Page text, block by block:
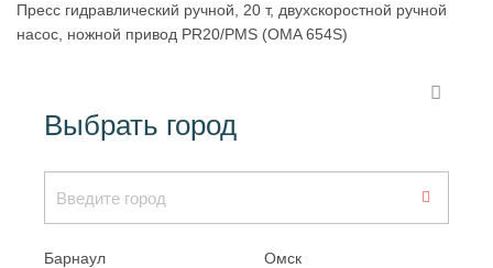
Пресс гидравлический ручной, 20 т, двухскоростной ручной
насос, ножной привод PR20/PMS (OMA 654S)
Выбрать город
Барнаул
Омск